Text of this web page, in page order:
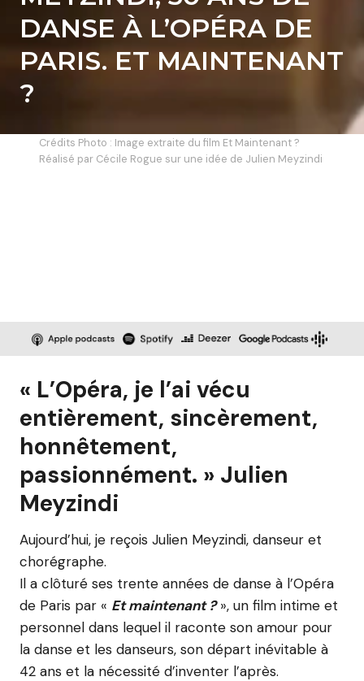
DANSE À L’OPÉRA DE
PARIS. ET MAINTENANT
?
Crédits Photo : Image extraite du film Et Maintenant ?
Réalisé par Cécile Rogue sur une idée de Julien Meyzindi
« L’Opéra, je l’ai vécu
entièrement, sincèrement,
honnêtement,
passionnément. » Julien
Meyzindi
Aujourd’hui, je reçois Julien Meyzindi, danseur et
chorégraphe.
Il a clôturé ses trente années de danse à l’Opéra
de Paris par « Et maintenant ?», un film intime et
personnel dans lequel il raconte son amour pour
la danse et les danseurs, son départ inévitable à
42 ans et la nécessité d’inventer l’après.